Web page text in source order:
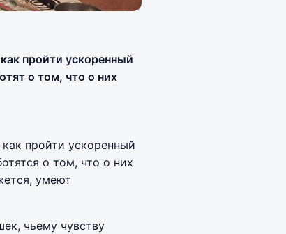
пройти ускоренный
о том, что о них
пройти ускоренный
о том, что о них
умеют
чьему чувству